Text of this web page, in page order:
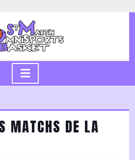
MATCHS DE LA